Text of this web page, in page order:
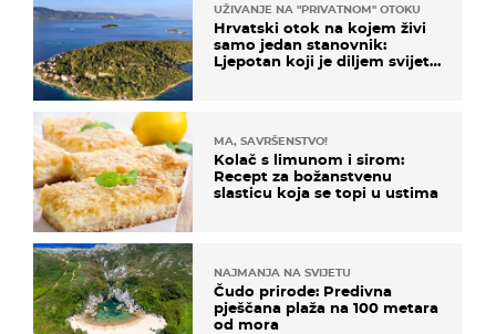
UŽIVANJE NA "PRIVATNOM" OTOKU
Hrvatski otok na kojem živi
samo jedan stanovnik:
Ljepotan koji je diljem svijeta
MA, SAVRŠENSTVO!
Kolač s limunom i sirom:
Recept za božanstvenu
slasticu koja se topi u ustima
NAJMANJA NA SVIJETU
Čudo prirode: Predivna
pješčana plaža na 100 metara
od mora